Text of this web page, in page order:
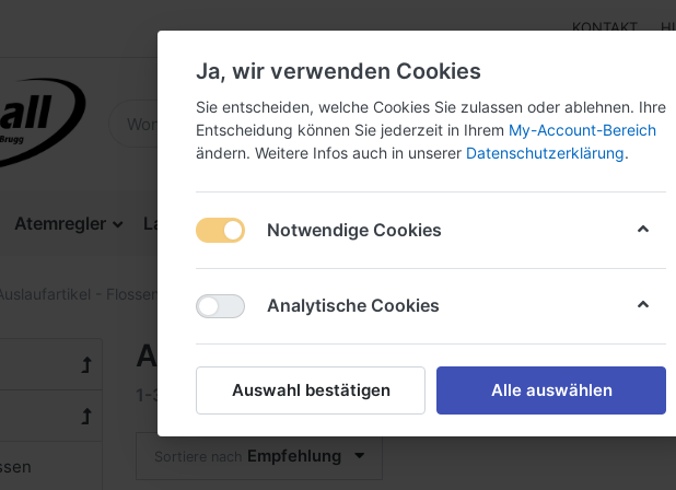
KONTAKT
Atemregler Lampen Instrumente Schnäppchenecke
- Flossen
Auslaufartikel - Flossen
1-3
Sortiere nach Empfehlung
Ja, wir verwenden Cookies
Sie entscheiden, welche Cookies Sie zulassen oder ablehnen. Ihre
Entscheidung können Sie jederzeit in Ihrem My-Account-Bereich
ändern. Weitere Infos auch in unserer Datenschutzerklärung.
Notwendige Cookies
Analytische Cookies
Auswahl bestätigen Alle auswählen